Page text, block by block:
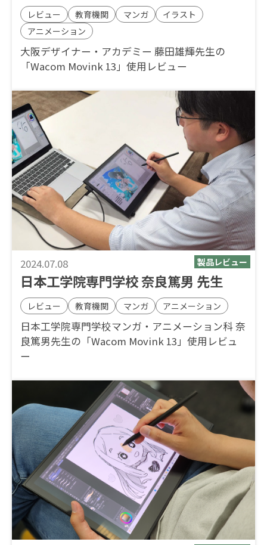
レビュー 教育機関 マンガ
イラスト
アニメーション
大阪デザイナー・アカデミー 藤田雄輝先生の
「Wacom Movink 13」使用レビュー
2024.07.08
日本工学院専門学校 奈良篤男 先生
レビュー 教育機関 マンガ アニメーション
日本工学院専門学校マンガ・アニメーション科 奈
良篤男先生の「Wacom Movink 13」使用レビュ
ー